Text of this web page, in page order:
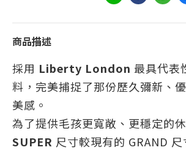
商品描述
採用 Liberty London 最具代表
料，完美捕捉了那份歷久彌新、
美感。
為了提供毛孩更寬敞、更穩定的
SUPER 尺寸較現有的 GRAND